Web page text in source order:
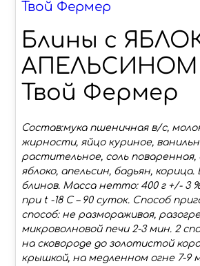
Твой Фермер
Блины с
АПЕЛЬСИНОМ
Твой Фермер
Состав:мука пшеничная в/с,
жирности, яйцо куриное,
растительное, соль поваренная,
яблоко, апельсин, бадьян, корица.
блинов. Масса нетто: 400 г +/- 3
при t -18 С – 90 суток. Способ
способ: не размораживая,
микроволновой печи 2-3 мин. 2
на сковороде до золотистой
крышкой, на медленном огне 7-9